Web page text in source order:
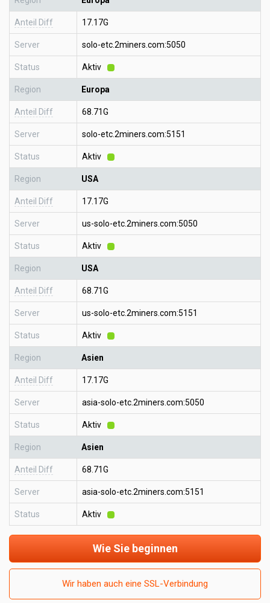
Anteil Diff 17.17G
Server solo-etc.2miners.com:5050
Status Aktiv
Region Europa
Anteil Diff 68.71G
Server solo-etc.2miners.com:5151
Status Aktiv
Region USA
Anteil Diff 17.17G
Server us-solo-etc.2miners.com:5050
Status Aktiv
Region USA
Anteil Diff 68.71G
Server us-solo-etc.2miners.com:5151
Status Aktiv
Region Asien
Anteil Diff 17.17G
Server asia-solo-etc.2miners.com:5050
Status Aktiv
Region Asien
Anteil Diff 68.71G
Server asia-solo-etc.2miners.com:5151
Status Aktiv
Wie Sie beginnen
Wir haben auch eine SSL-Verbindung